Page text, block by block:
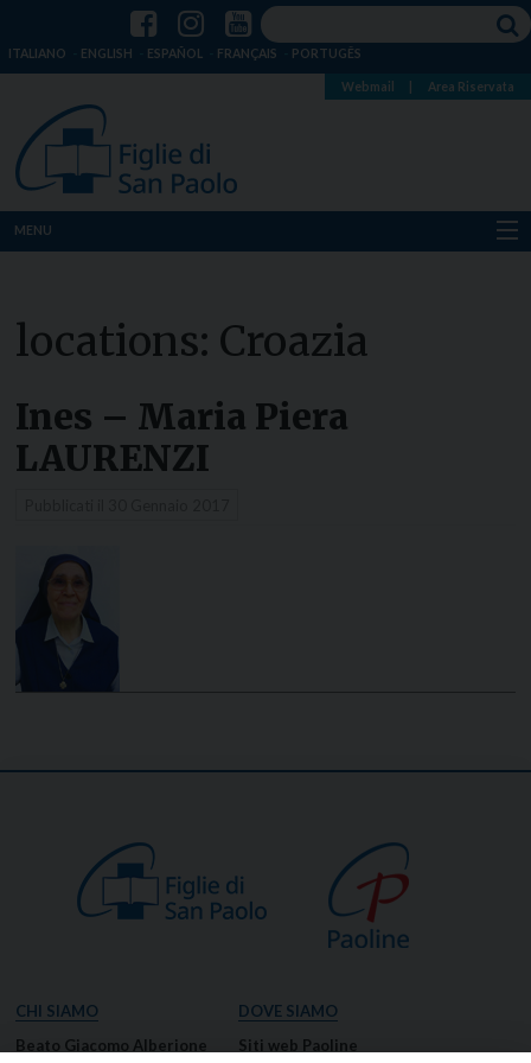
ITALIANO ENGLISH ESPAÑOL FRANÇAIS PORTUGÊS
Webmail Area Riservata
MENU
Dove siamo
Risorse
locations: Croazia
Ines – Maria Piera
LAURENZI
CHI SIAMO
Beato Giacomo Alberione
DOVE SIAMO
Siti web Paoline